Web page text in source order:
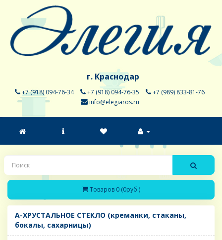
г. Краснодар
+7 (918) 094-76-34 +7 (918) 094-76-35
+7 (989) 833-81-76
info@elegiaros.ru
Товаров 0 (0руб.)
A-ХРУСТАЛЬНОЕ СТЕКЛО (креманки, стаканы,
бокалы, сахарницы)